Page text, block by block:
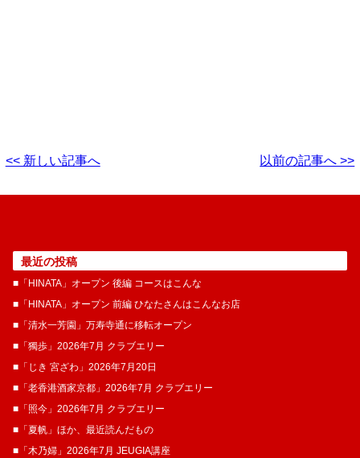
<< 新しい記事へ 以前の記事へ >>
最近の投稿
■「HINATA」オープン 後編 コースはこんな
■「HINATA」オープン 前編 ひなたさんはこんなお店
■「清水一芳園」万寿寺通に移転オープン
■「獨歩」2026年7月 クラブエリー
■「じき 宮ざわ」2026年7月20日
■「老香港酒家京都」2026年7月 クラブエリー
■「照今」2026年7月 クラブエリー
■「夏帆」ほか、最近読んだもの
■「木乃婦」2026年7月 JEUGIA講座